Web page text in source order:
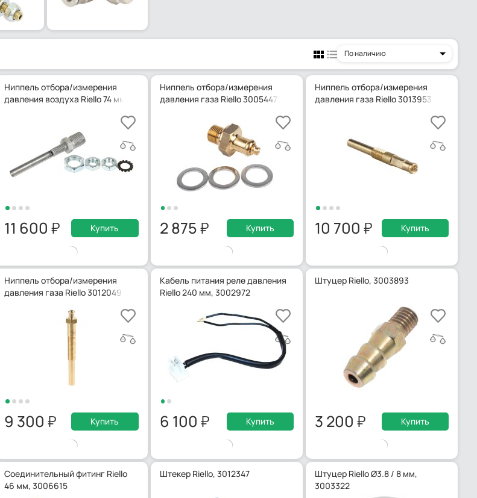
По наличию
Ниппель отбора/измерения
давления воздуха Riello 74 мм, 3006594
11 600 Купить
Ниппель отбора/измерения
давления газа Riello 3005447
2 875 Купить
Ниппель отбора/измерения
давления газа Riello 3013953
10 700 Купить
Ниппель отбора/измерения
давления газа Riello 3012049
9 300 Купить
Кабель питания реле давления
Riello 240 мм, 3002972
6 100 Купить
Штуцер Riello, 3003893
3 200 Купить
Соединительный фитинг Riello
46 мм, 3006615
Штекер Riello, 3012347
Штуцер Riello Ø3.8 / 8 мм,
3003322